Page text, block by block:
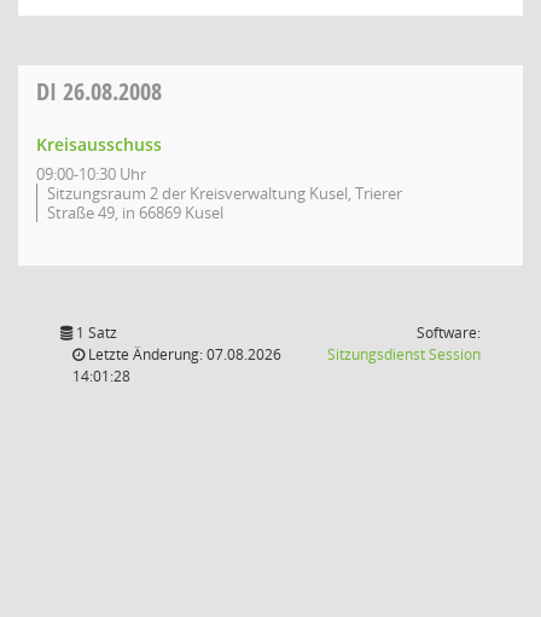
DI 26.08.2008
Kreisausschuss
09:00-10:30 Uhr
Sitzungsraum 2 der Kreisverwaltung Kusel, Trierer
Straße 49, in 66869 Kusel
1 Satz
Letzte Änderung: 07.08.2026
14:01:28
Software:
SitzungsdienstSession(Wird in